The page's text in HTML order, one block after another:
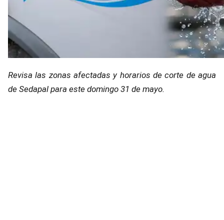
Revisa las zonas afectadas y horarios de corte de agua
de Sedapal para este domingo 31 de mayo.